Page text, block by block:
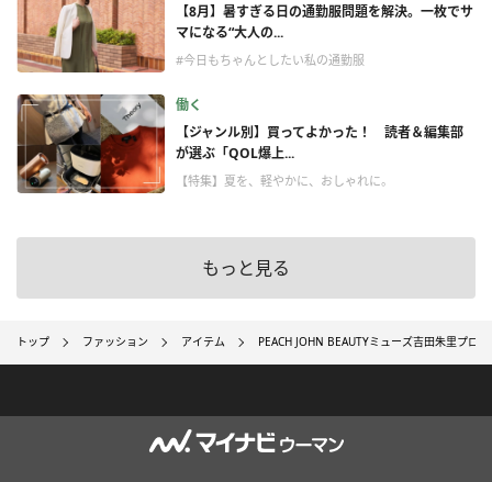
【8月】暑すぎる日の通勤服問題を解決。一枚でサ
マになる“大人の...
#今日もちゃんとしたい私の通勤服
働く
【ジャンル別】買ってよかった！ 読者＆編集部
が選ぶ「QOL爆上...
【特集】夏を、軽やかに、おしゃれに。
もっと見る
トップ ファッション アイテム PEACH JOHN BEAUTYミューズ吉田朱里プ